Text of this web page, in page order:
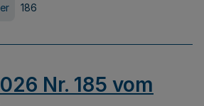
186
Nr. 185 vom